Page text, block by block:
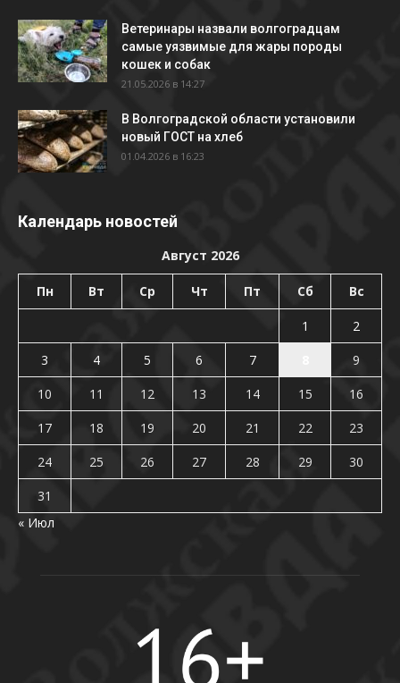
Ветеринары назвали волгоградцам
самые уязвимые для жары породы
кошек и собак
21.05.2026 в 14:27
В Волгоградской области установили
новый ГОСТ на хлеб
01.04.2026 в 16:23
Календарь новостей
Август 2026
Пн Вт Ср Чт Пт Сб Вс
1
2
3
4 5 6 7
9
10
11 12 13 14 15
16
17
18 19 20 21 22
23
24
25 26 27 28 29
30
31
« Июл